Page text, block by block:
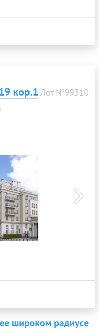
кор.1 Лот №99310
широком радиусе